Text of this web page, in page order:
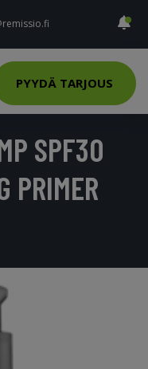
PYYDÄ TARJOUS
SPF30
PRIMER